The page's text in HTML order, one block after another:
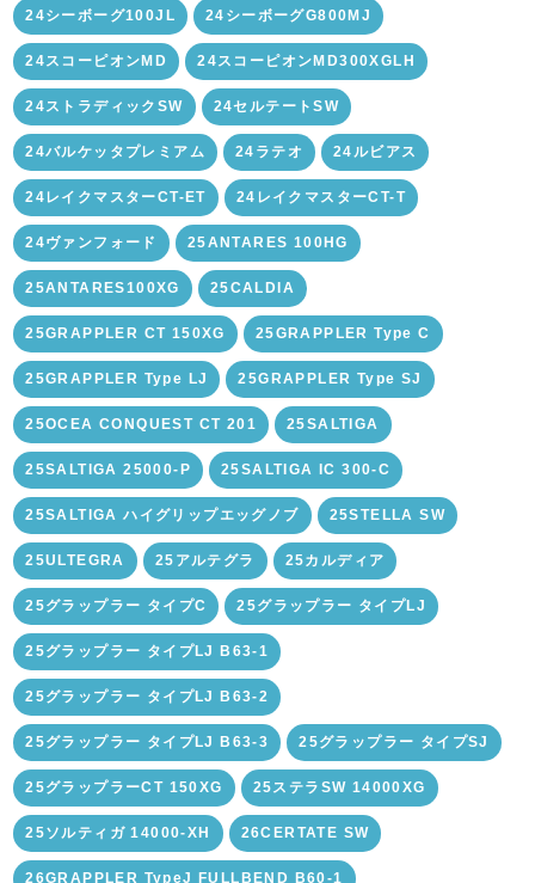
24シーボーグ100JL 24シーボーグG800MJ
24スコーピオンMD 24スコーピオンMD300XGLH
24ストラディックSW 24セルテートSW
24バルケッタプレミアム 24ラテオ 24ルビアス
24レイクマスターCT-ET 24レイクマスターCT-T
24ヴァンフォード 25ANTARES 100HG
25ANTARES100XG 25CALDIA
25GRAPPLER CT 150XG 25GRAPPLER Type C
25GRAPPLER Type LJ 25GRAPPLER Type SJ
25OCEA CONQUEST CT 201 25SALTIGA
25SALTIGA 25000-P 25SALTIGA IC 300-C
25SALTIGA ハイグリップエッグノブ 25STELLA SW
25ULTEGRA 25アルテグラ 25カルディア
25グラップラー タイプC 25グラップラー タイプLJ
25グラップラー タイプLJ B63-1
25グラップラー タイプLJ B63-2
25グラップラー タイプLJ B63-3 25グラップラー タイプSJ
25グラップラーCT 150XG 25ステラSW 14000XG
25ソルティガ 14000-XH 26CERTATE SW
26GRAPPLER TypeJ FULLBEND B60-1